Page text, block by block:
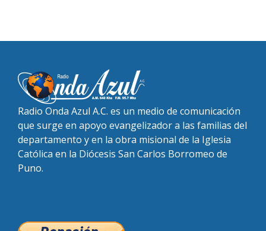
Radio Onda Azul A.C. es un medio de comunicación
que surge en apoyo evangelizador a las familias del
departamento y en la obra misional de la Iglesia
Católica en la Diócesis San Carlos Borromeo de
Puno.